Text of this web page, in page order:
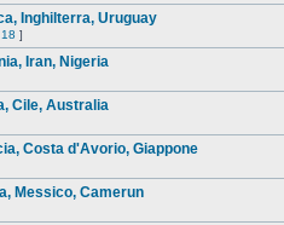
Inghilterra, Uruguay
18 ]
Iran, Nigeria
Cile, Australia
Costa d'Avorio, Giappone
Messico, Camerun